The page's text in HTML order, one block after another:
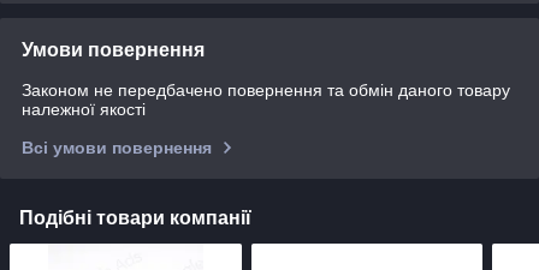
Умови повернення
Законом не передбачено повернення та обмін даного товару
належної якості
Всі умови повернення
Подібні товари компанії